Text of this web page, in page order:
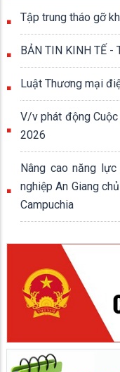
Tập trung tháo gỡ
BẢN TIN KINH TẾ -
Luật Thương mại
V/v phát động
2026
Nâng cao năng
nghiệp An Giang chủ động thích ứng thị trường Trung Quốc,
Campuchia